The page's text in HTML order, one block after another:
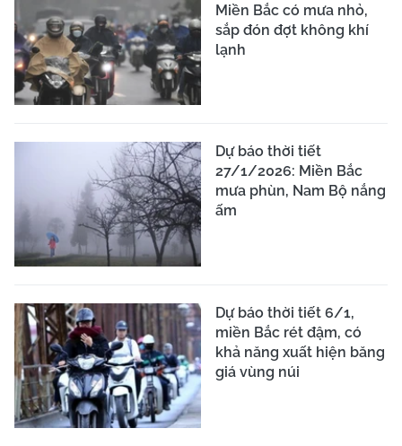
Miền Bắc có mưa nhỏ,
sắp đón đợt không khí
lạnh
Dự báo thời tiết
27/1/2026: Miền Bắc
mưa phùn, Nam Bộ nắng
ấm
Dự báo thời tiết 6/1,
miền Bắc rét đậm, có
khả năng xuất hiện băng
giá vùng núi